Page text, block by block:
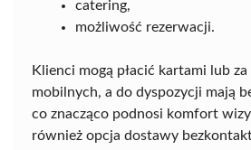
catering,
możliwość rezerwacji.
Klienci mogą płacić kartami lub
mobilnych, a do dyspozycji mają
co znacząco podnosi komfort
również opcja dostawy